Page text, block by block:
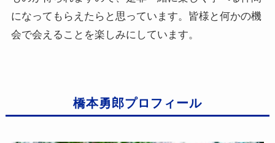
になってもらえたらと思っています。皆様と何かの機
会で会えることを楽しみにしています。
橋本勇郎プロフィール